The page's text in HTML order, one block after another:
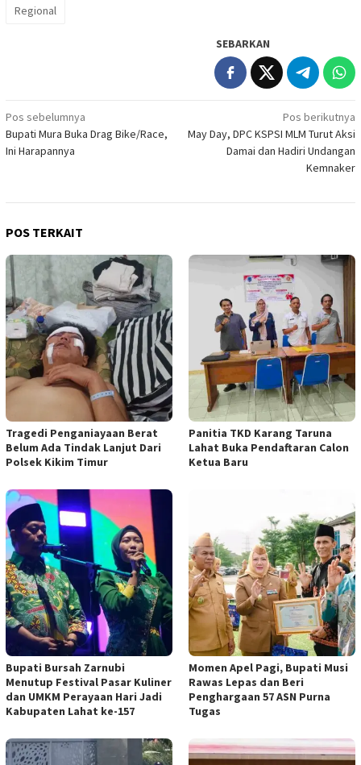
Regional
SEBARKAN
Navigasi
pos
Pos sebelumnya
Bupati Mura Buka Drag Bike/Race,
Ini Harapannya
Pos berikutnya
May Day, DPC KSPSI MLM Turut Aksi
Damai dan Hadiri Undangan
Kemnaker
POS TERKAIT
Tragedi Penganiayaan Berat
Belum Ada Tindak Lanjut Dari
Polsek Kikim Timur
Panitia TKD Karang Taruna
Lahat Buka Pendaftaran Calon
Ketua Baru
Bupati Bursah Zarnubi
Menutup Festival Pasar Kuliner
dan UMKM Perayaan Hari Jadi
Kabupaten Lahat ke-157
Momen Apel Pagi, Bupati Musi
Rawas Lepas dan Beri
Penghargaan 57 ASN Purna
Tugas